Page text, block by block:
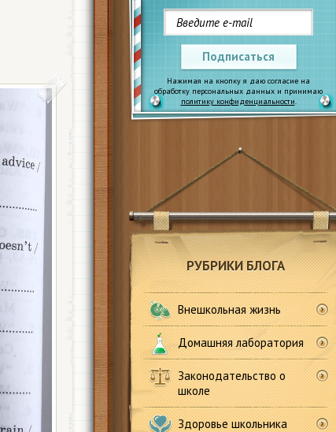
Подписаться
Нажимая на кнопку я даю согласие на
обработку персональных данных и принимаю
политику конфиденциальности.
РУБРИКИ БЛОГА
Внешкольная жизнь
Домашняя лаборатория
Законодательство о
школе
Здоровье школьника